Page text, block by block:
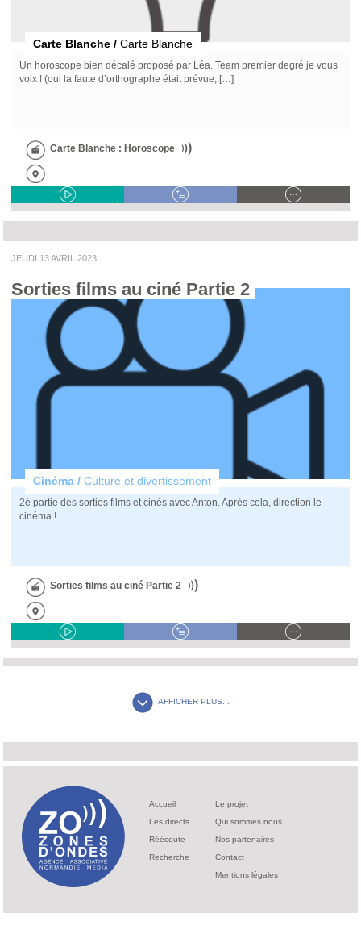
Carte Blanche / Carte Blanche
Un horoscope bien décalé proposé par Léa. Team premier degré je vous
voix ! (oui la faute d’orthographe était prévue, […]
Carte Blanche : Horoscope
JEUDI 13 AVRIL 2023
Sorties films au ciné Partie 2
Cinéma / Culture et divertissement
2è partie des sorties films et cinés avec Anton. Après cela, direction le
cinéma !
Sorties films au ciné Partie 2
AFFICHER PLUS...
Accueil
Les directs
Réécoute
Recherche
Le projet
Qui sommes nous
Nos partenaires
Contact
Mentions légales